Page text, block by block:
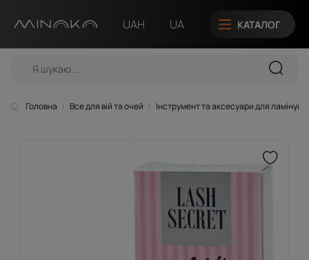
UAH UA КАТАЛОГ
Головна Все для вій та очей Інструмент та аксесуари для